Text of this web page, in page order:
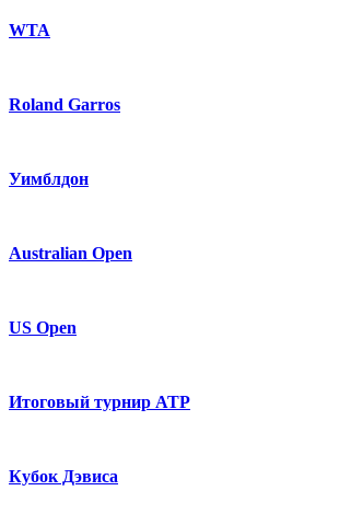
WTA
Roland Garros
Уимблдон
Australian Open
US Open
Итоговый турнир ATP
Кубок Дэвиса